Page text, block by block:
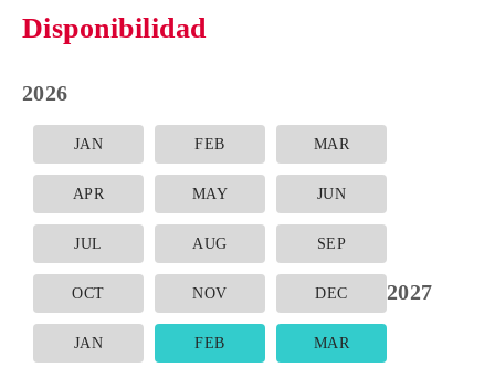
Disponibilidad
2026
JAN FEB MAR
APR MAY JUN
JUL AUG SEP
OCT NOV DEC 2027
JAN FEB MAR